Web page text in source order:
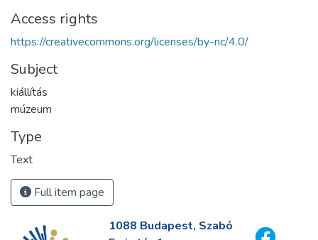
Access rights
https://creativecommons.org/licenses/by-nc/4.0/
Subject
kiállítás
múzeum
Type
Text
Full item page
1088 Budapest, Szabó